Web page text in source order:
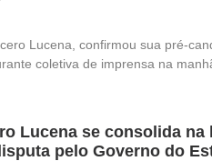
Lucena, confirmou sua pré-
coletiva de imprensa na
Lucena se consolida na
pelo Governo do